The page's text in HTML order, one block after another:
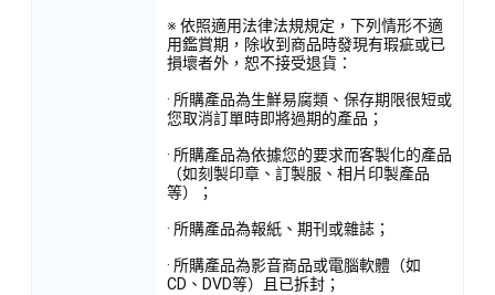
※ 依照適用法律法規規定，下列情形不適
用鑑賞期，除收到商品時發現有瑕疵或已
損壞者外，恕不接受退貨：
· 所購產品為生鮮易腐類、保存期限很短或
您取消訂單時即將過期的產品；
· 所購產品為依據您的要求而客製化的產品
（如刻製印章、訂製服、相片印製產品
等）；
· 所購產品為報紙、期刊或雜誌；
· 所購產品為影音商品或電腦軟體（如
CD、DVD等）且已拆封；